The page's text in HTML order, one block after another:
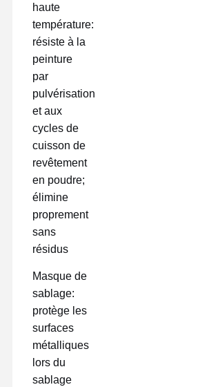
haute
température:
résiste à la
peinture
par
pulvérisation
et aux
cycles de
cuisson de
revêtement
en poudre;
élimine
proprement
sans
résidus
Masque de
sablage:
protège les
surfaces
métalliques
lors du
sablage